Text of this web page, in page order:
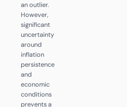
an outlier.
However,
significant
uncertainty
around
inflation
persistence
and
economic
conditions
prevents a